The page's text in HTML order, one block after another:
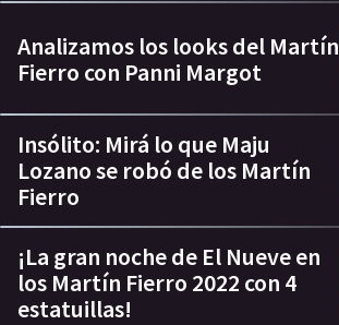
Analizamos los looks del Martín
Fierro con Panni Margot
Insólito: Mirá lo que Maju
Lozano se robó de los Martín
Fierro
¡La gran noche de El Nueve en
los Martín Fierro 2022 con 4
estatuillas!